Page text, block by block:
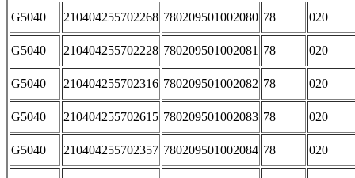
G5040 210404255702268 780209501002080 78 020
G5040 210404255702228 780209501002081 78 020
G5040 210404255702316 780209501002082 78 020
G5040 210404255702615 780209501002083 78 020
G5040 210404255702357 780209501002084 78 020